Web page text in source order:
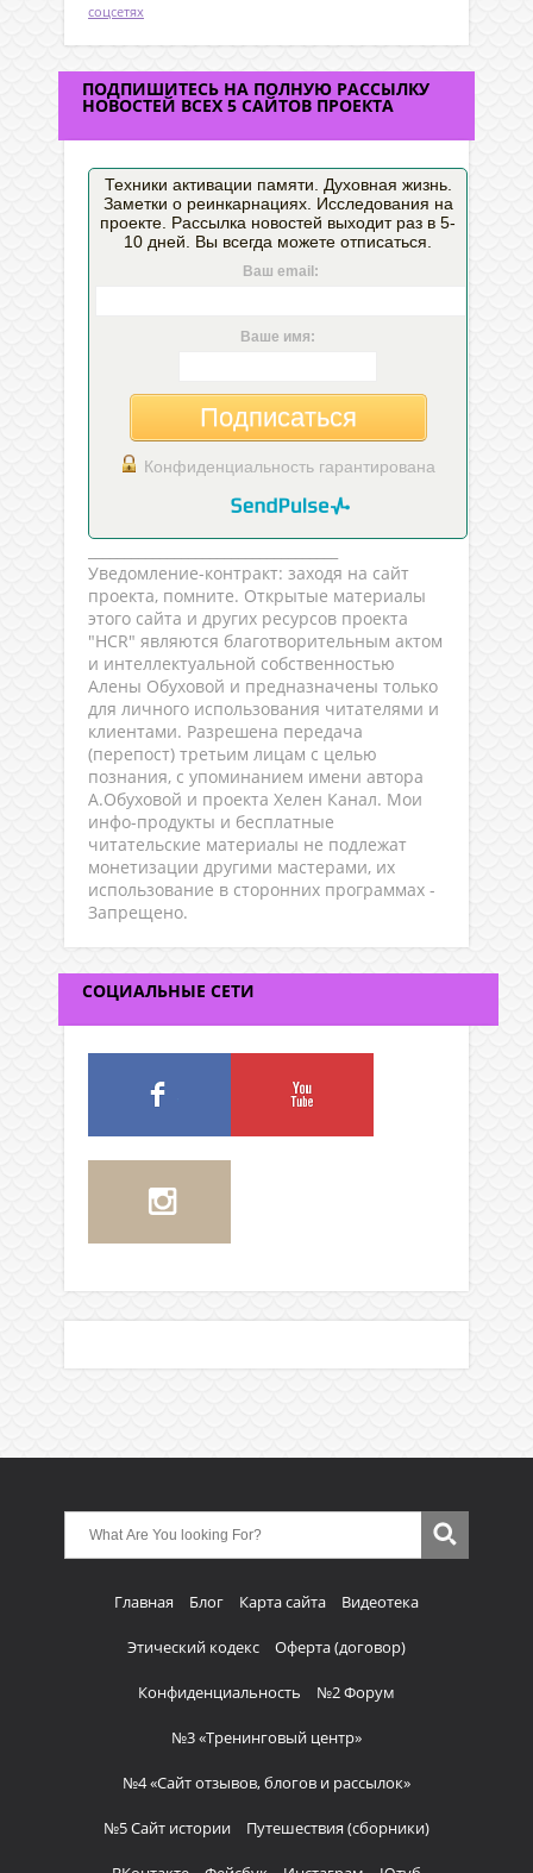
соцсетях
ПОДПИШИТЕСЬ НА ПОЛНУЮ РАССЫЛКУ
НОВОСТЕЙ ВСЕХ 5 САЙТОВ ПРОЕКТА
Техники активации памяти. Духовная жизнь.
Заметки о реинкарнациях. Исследования на
проекте. Рассылка новостей выходит раз в 5-
10 дней. Вы всегда можете отписаться.
Ваш email:
Ваше имя:
Подписаться
Конфиденциальность гарантирована
Уведомление-контракт: заходя на сайт
проекта, помните. Открытые материалы
этого сайта и других ресурсов проекта
"HCR" являются благотворительным актом
и интеллектуальной собственностью
Алены Обуховой и предназначены только
для личного использования читателями и
клиентами. Разрешена передача
(перепост) третьим лицам с целью
познания, с упоминанием имени автора
А.Обуховой и проекта Хелен Канал. Мои
инфо-продукты и бесплатные
читательские материалы не подлежат
монетизации другими мастерами, их
использование в сторонних программах -
Запрещено.
СОЦИАЛЬНЫЕ СЕТИ
Главная Блог Карта сайта Видеотека
Этический кодекс Оферта (договор)
Конфиденциальность №2 Форум
№3 «Тренинговый центр»
№4 «Сайт отзывов, блогов и рассылок»
№5 Сайт истории Путешествия (сборники)